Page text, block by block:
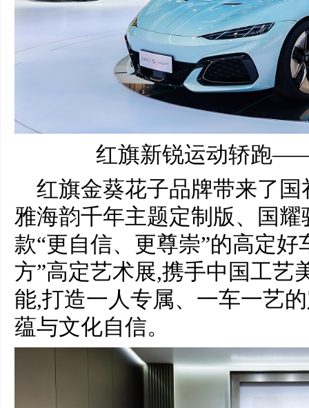
红旗新锐运动轿跑——
红旗金葵花子品牌带来了
雅海韵千年主题定制版、国
款“更自信、更尊崇”的高定
方”高定艺术展,携手中国工艺
能,打造一人专属、一车一艺
蕴与文化自信。